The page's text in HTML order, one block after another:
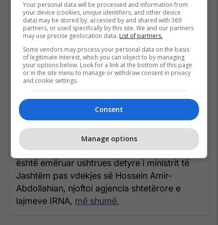
Ali Bagheri Kani, i cili ka udhëhequr
indirekte me Shtetet e Bashkuara mbi çështjet
bërthamore dhe shkëmbimin e të burgosurve,
është emëruar ushtrues detyre i ministrit të
Jashtëm pas vdekjes së Hossein Amir-
Abdollahian, njoftoi agjencia shtetërore e
lajmeve IRNA, më shumë.
Your personal data will be processed and information from
your device (cookies, unique identifiers, and other device
data) may be stored by, accessed by and shared with 369
partners, or used specifically by this site. We and our partners
may use precise geolocation data. List of partners.
Some vendors may process your personal data on the basis
of legitimate interest, which you can object to by managing
your options below. Look for a link at the bottom of this page
or in the site menu to manage or withdraw consent in privacy
and cookie settings.
Consent
Manage options